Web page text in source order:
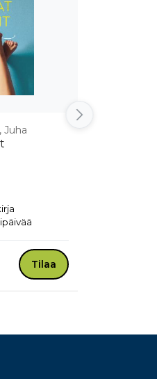
Juha
Tilaa